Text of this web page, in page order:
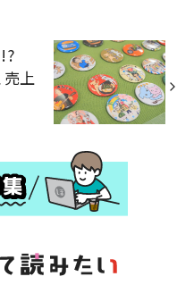
!?
売上